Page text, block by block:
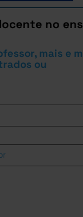
no
mais e
ou